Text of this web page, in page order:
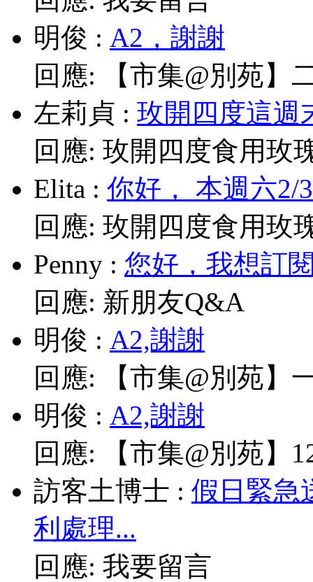
明俊 : A2，謝謝
回應:
【市集@別苑】
左莉貞 : 玫開四度這週
回應: 玫開四度食用玫
Elita : 你好， 本週六2/
回應: 玫開四度食用玫
Penny : 您好，我想訂
回應: 新朋友Q&A
明俊 : A2,謝謝
回應:
【市集@別苑】
明俊 : A2,謝謝
回應:
【市集@別苑】
訪客土博士 : 假日緊急
利處理...
回應: 我要留言